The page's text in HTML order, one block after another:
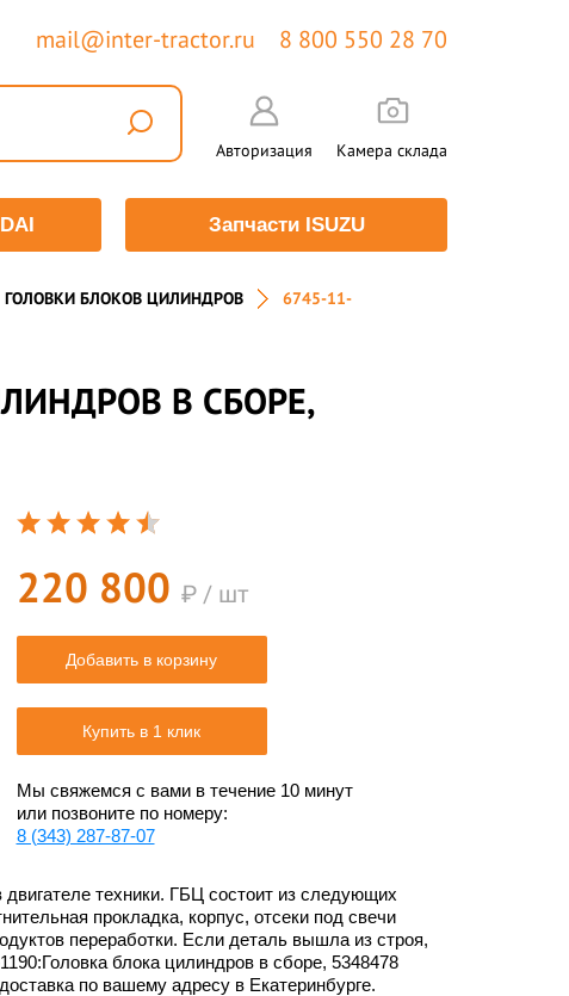
mail@inter-tractor.ru 8 800 550 28 70
Авторизация Камера склада
Запчасти ISUZU
ГОЛОВКИ БЛОКОВ ЦИЛИНДРОВ
6745-11-
В СБОРЕ,
220 800 ₽ / шт
Добавить в корзину
Купить в 1 клик
Мы свяжемся с вами в течение 10 минут
или позвоните по номеру:
8 (343) 287-87-07
техники. ГБЦ состоит из следующих
прокладка, корпус, отсеки под свечи
переработки. Если деталь вышла из строя,
блока цилиндров в сборе, 5348478
по вашему адресу в Екатеринбурге.